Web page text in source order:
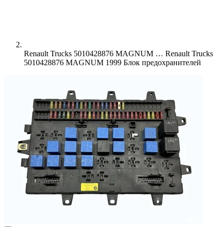
Renault Trucks 5010428876 MAGNUM … Renault Trucks
5010428876 MAGNUM 1999 Блок предохранителей